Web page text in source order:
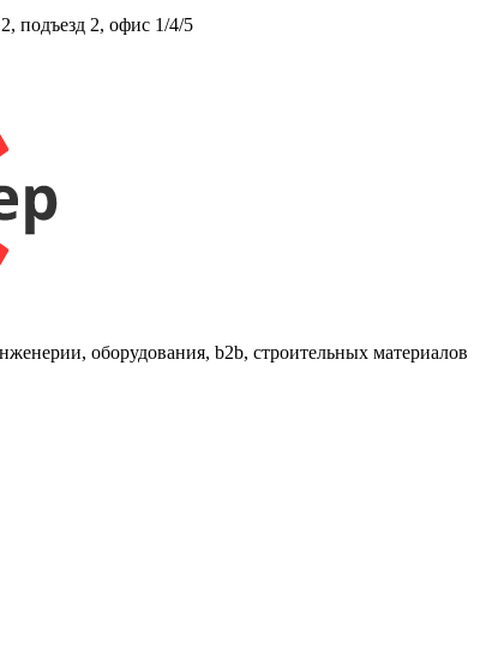
подъезд 2, офис 1/4/5
оборудования, b2b, строительных материалов